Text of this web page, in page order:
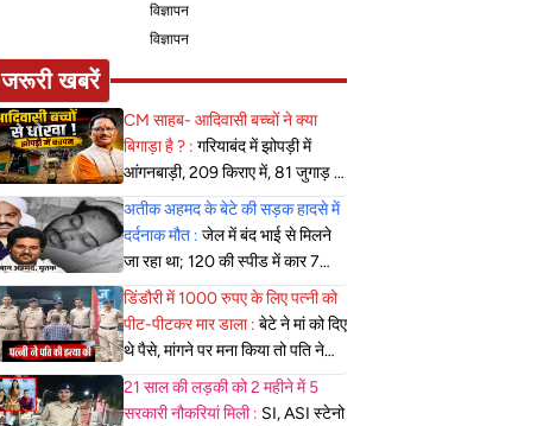
विज्ञापन
विज्ञापन
जरूरी खबरें
CM साहब- आदिवासी बच्चों ने क्या
बिगाड़ा है ? : गरियाबंद में झोपड़ी में
आंगनबाड़ी, 209 किराए में, 81 जुगाड़ में
चल रहे, कमर तक बाढ़ पार कर रहे मासूम
अतीक अहमद के बेटे की सड़क हादसे में
दर्दनाक मौत : जेल में बंद भाई से मिलने
जा रहा था; 120 की स्पीड में कार 7
फीट उछली, दम तोड़ने से पहले बोला-
मुझे बचा लो...
डिंडौरी में 1000 रुपए के लिए पत्नी को
पीट-पीटकर मार डाला : बेटे ने मां को दिए
थे पैसे, मांगने पर मना किया तो पति ने
लात-घूसों से तोड़ी तिल्ली; गिरफ्तार
21 साल की लड़की को 2 महीने में 5
सरकारी नौकरियां मिली : SI, ASI स्टेनो